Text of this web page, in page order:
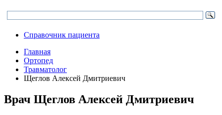
Справочник пациента
Главная
Ортопед
Травматолог
Щеглов Алексей Дмитриевич
Врач Щеглов Алексей Дмитриевич